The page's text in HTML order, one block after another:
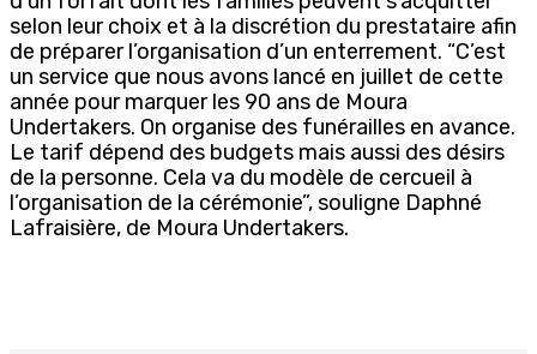
selon leur choix et à la discrétion du prestataire afin
de préparer l’organisation d’un enterrement. “C’est
un service que nous avons lancé en juillet de cette
année pour marquer les 90 ans de Moura
Undertakers. On organise des funérailles en avance.
Le tarif dépend des budgets mais aussi des désirs
de la personne. Cela va du modèle de cercueil à
l’organisation de la cérémonie”, souligne Daphné
Lafraisière, de Moura Undertakers.